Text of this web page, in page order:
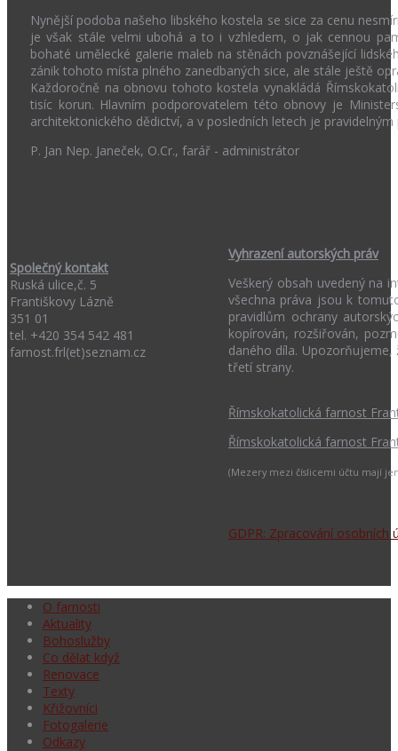
Nynější podoba našeho libského kostela se sice za cenu
je však stále velmi ubohá a to i vzhledem, o jak cennou
bohaté umělecké galerie maleb na stěnách povznášející
zánik tohoto místa plného zanedbaných sice, ale stále ještě
Každoročně na obnovu tohoto kostela vynakládá
tisíc korun. Hlavním podporovatelem této obnovy je
architektonického dědictví, a v posledních letech je
P. Jan Nep. Janeček, O.Cr., farář - administrátor
Společný kontakt
Ruská ulice,č. 5
Františkovy Lázně
351 01
tel. +420 354 542 481
farnost.frl(et)seznam.cz
Vyhrazení autorských práv
Veškerý obsah uvedený na
všechna práva jsou k
pravidlům ochrany
kopírován, rozšiřován,
daného díla.
třetí strany.
Římskokatolická farnost
Římskokatolická farnost
(Mezery mezi číslicemi účtu mají
GDPR: Zpracování osobních
O farnosti
Aktuality
Bohoslužby
Co dělat když
Renovace
Texty
Křižovníci
Fotogalerie
Odkazy